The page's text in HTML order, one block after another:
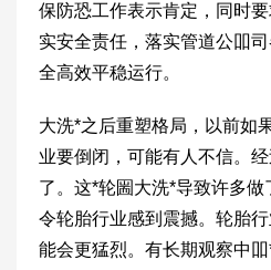
保防恐工作表示肯定，同时
实安全责任，落实管道公吅
全高效平稳运行。
大洗*之后重塑格局，以前如
业要倒闭，可能有人不信。
了。这*轮圌大洗*导致许多做
令轮胎行业感到震撼。轮胎
能会更猛烈。有长期观察中